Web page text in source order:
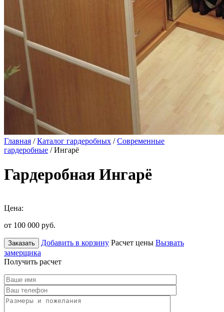
Главная /Каталог гардеробных /Современные
гардеробные / Ингарё
Гардеробная Ингарё
Цена:
от 100 000 руб.
Заказать Добавить в корзину Расчет цены Вызвать
замерщика
Получить расчет